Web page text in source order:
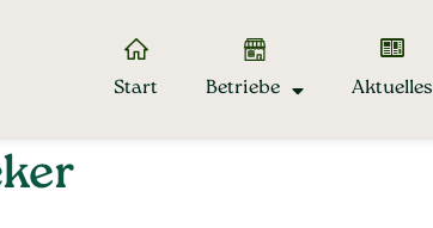
Start Betriebe Aktuelles